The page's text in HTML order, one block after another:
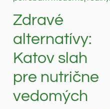
Zdravé
alternatívy:
Katov slah
pre nutrične
vedomých